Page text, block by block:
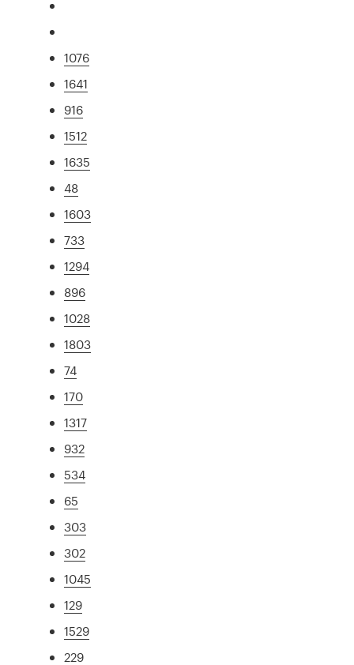
1076
1641
916
1512
1635
48
1603
733
1294
896
1028
1803
74
170
1317
932
534
65
303
302
1045
129
1529
229